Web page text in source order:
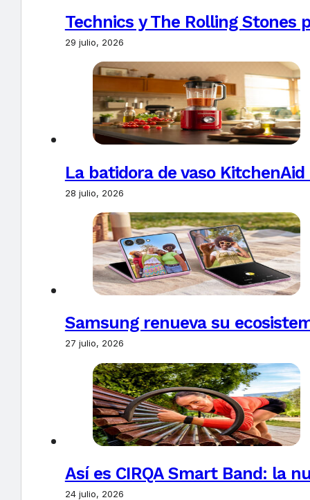
Technics y The Rolling Stones
29 julio, 2026
La batidora de vaso
28 julio, 2026
Samsung renueva su
27 julio, 2026
Así es CIRQA Smart Band: la
24 julio, 2026